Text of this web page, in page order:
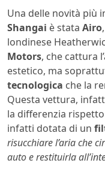
Una delle novità più
Shangai è stata Airo
londinese
Motors, che cattura
estetico, ma
tecnologica che la
Questa vettura,
la differenzia
infatti dotata di un
risucchiare l’aria che
auto e restituirla